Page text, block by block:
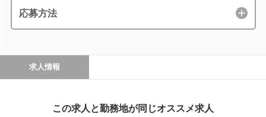
応募方法
求人情報
この求人と勤務地が同じオススメ求人